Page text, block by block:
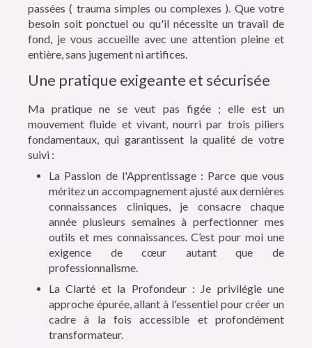
passées ( trauma simples ou complexes ). Que votre
besoin soit ponctuel ou qu'il nécessite un travail de
fond, je vous accueille avec une attention pleine et
entière, sans jugement ni artifices.
Une pratique exigeante et sécurisée
Ma pratique ne se veut pas figée ; elle est un
mouvement fluide et vivant, nourri par trois piliers
fondamentaux, qui garantissent la qualité de votre
suivi :
La Passion de l'Apprentissage : Parce que vous
méritez un accompagnement ajusté aux dernières
connaissances cliniques, je consacre chaque
année plusieurs semaines à perfectionner mes
outils et mes connaissances. C’est pour moi une
exigence de cœur autant que de
professionnalisme.
La Clarté et la Profondeur : Je privilégie une
approche épurée, allant à l'essentiel pour créer un
cadre à la fois accessible et profondément
transformateur.